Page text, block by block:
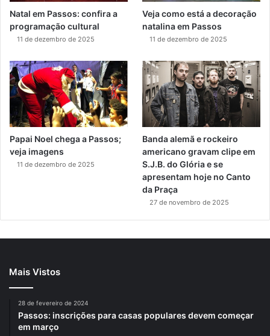
Natal em Passos: confira a
programação cultural
11 de dezembro de 2025
Veja como está a decoração
natalina em Passos
11 de dezembro de 2025
Papai Noel chega a Passos;
veja imagens
11 de dezembro de 2025
Banda alemã e rockeiro
americano gravam clipe em
S.J.B. do Glória e se
apresentam hoje no Canto
da Praça
27 de novembro de 2025
Mais Vistos
28 de fevereiro de 2024
Passos: inscrições para casas populares devem começar
em março